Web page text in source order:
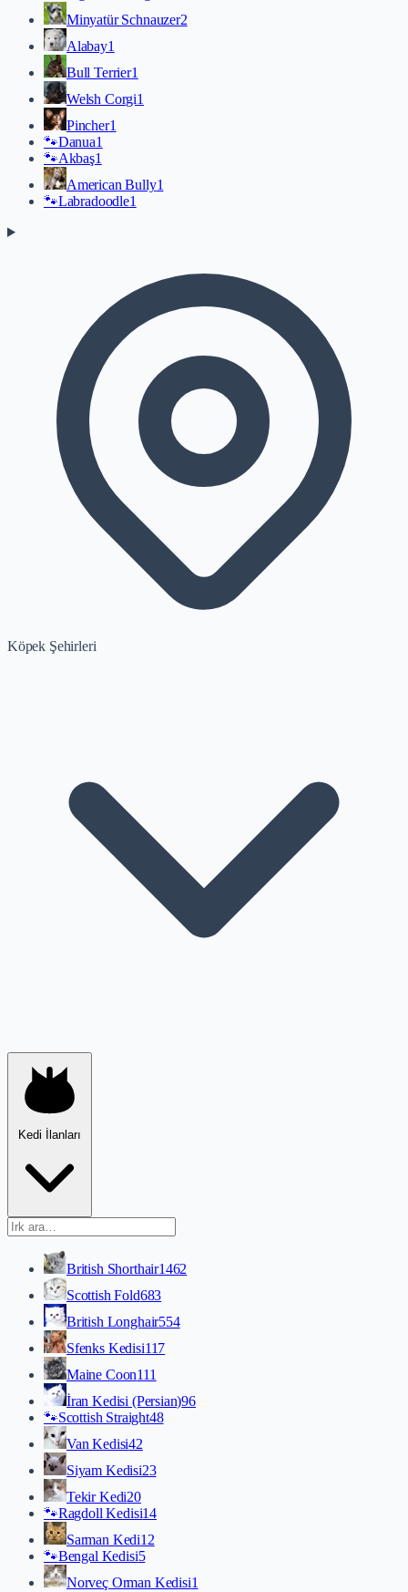
Minyatür Schnauzer2
Alabay1
Bull Terrier1
Welsh Corgi1
Pincher1
🐾Danua1
🐾Akbaş1
American Bully1
🐾Labradoodle1
Köpek Şehirleri
Kedi İlanları
British Shorthair1462
Scottish Fold683
British Longhair554
Sfenks Kedisi117
Maine Coon111
İran Kedisi (Persian)96
🐾Scottish Straight48
Van Kedisi42
Siyam Kedisi23
Tekir Kedi20
🐾Ragdoll Kedisi14
Sarman Kedi12
🐾Bengal Kedisi5
Norveç Orman Kedisi1